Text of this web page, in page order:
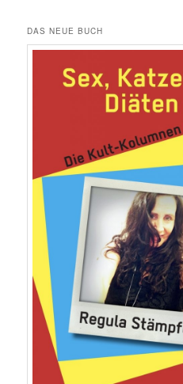
DAS NEUE BUCH